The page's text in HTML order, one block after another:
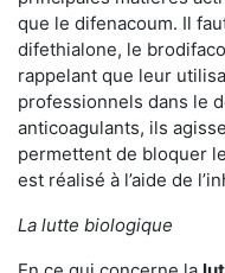
que le difenacoum. Il
difethialone, le
rappelant que leur
professionnels dans le
anticoagulants, ils
permettent de bloquer
est réalisé à l’aide de
La lutte biologique